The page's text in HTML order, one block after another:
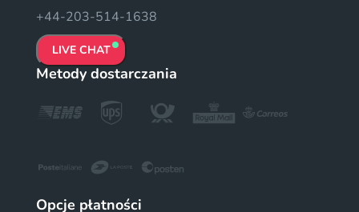
+44-203-514-1638
LIVE CHAT
Metody dostarczania
Opcje płatności